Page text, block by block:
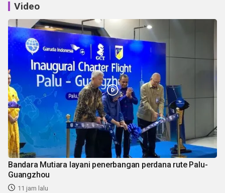
Video
Bandara Mutiara layani penerbangan perdana rute Palu-
Guangzhou
11 jam lalu